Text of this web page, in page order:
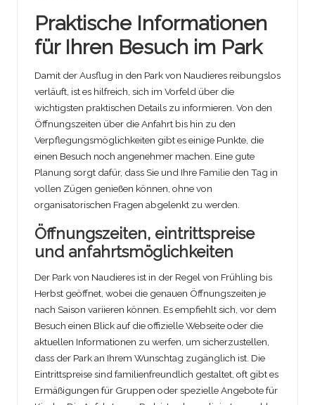
Praktische Informationen
für Ihren Besuch im Park
Damit der Ausflug in den Park von Naudieres reibungslos
verläuft, ist es hilfreich, sich im Vorfeld über die
wichtigsten praktischen Details zu informieren. Von den
Öffnungszeiten über die Anfahrt bis hin zu den
Verpflegungsmöglichkeiten gibt es einige Punkte, die
einen Besuch noch angenehmer machen. Eine gute
Planung sorgt dafür, dass Sie und Ihre Familie den Tag in
vollen Zügen genießen können, ohne von
organisatorischen Fragen abgelenkt zu werden.
Öffnungszeiten, eintrittspreise
und anfahrtsmöglichkeiten
Der Park von Naudieres ist in der Regel von Frühling bis
Herbst geöffnet, wobei die genauen Öffnungszeiten je
nach Saison variieren können. Es empfiehlt sich, vor dem
Besuch einen Blick auf die offizielle Webseite oder die
aktuellen Informationen zu werfen, um sicherzustellen,
dass der Park an Ihrem Wunschtag zugänglich ist. Die
Eintrittspreise sind familienfreundlich gestaltet, oft gibt es
Ermäßigungen für Gruppen oder spezielle Angebote für